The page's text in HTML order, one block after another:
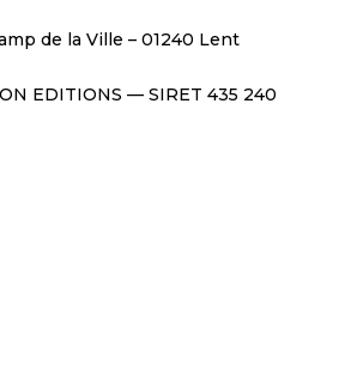
de la Ville – 01240 Lent
EDITIONS — SIRET 435 240